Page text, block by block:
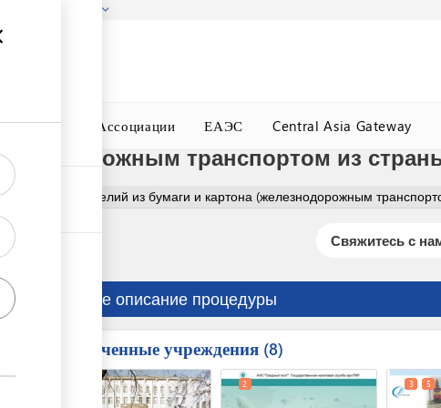
Окна Ассоциации ЕАЭС Central Asia Gateway
транспортом из
изделий из бумаги и картона (железнодорожным
Свяжитесь с
Краткое описание процедуры
Вовлеченные учреждения 8
2 3 5